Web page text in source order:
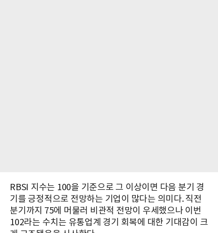
RBSI 지수는 100을 기준으로 그 이상이면 다음 분기 경
기를 긍정적으로 전망하는 기업이 많다는 의미다. 직전
분기까지 75에 머물러 비관적 전망이 우세했으나 이번
102라는 수치는 유통업계 경기 회복에 대한 기대감이 크